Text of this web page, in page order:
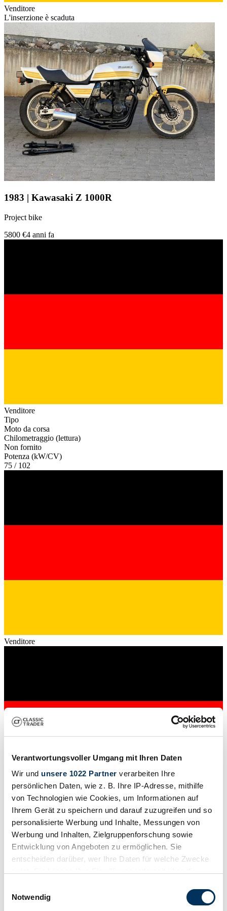
Verantwortungsvoller Umgang mit Ihren Daten
Wir und unsere 1022 Partner verarbeiten Ihre
persönlichen Daten, wie z. B. Ihre IP-Adresse, mithilfe
von Technologien wie Cookies, um Informationen auf
Ihrem Gerät zu speichern und darauf zuzugreifen und so
personalisierte Werbung und Inhalte, Messungen von
Werbung und Inhalten, Zielgruppenforschung sowie
Entwicklung von Angeboten zu ermöglichen. Sie
entscheiden darüber, wer Ihre Daten für welche Zwecke
Trigger Symbol ändern oder widerrufen
Notwendig
Venditore
L'inserzione è scaduta
1983 | Kawasaki Z 1000R
Project bike
5800 €4 anni fa
Venditore
Tipo
Moto da corsa
Chilometraggio (lettura)
Non fornito
Potenza (kW/CV)
75 / 102
Venditore
L'inserzione è scaduta